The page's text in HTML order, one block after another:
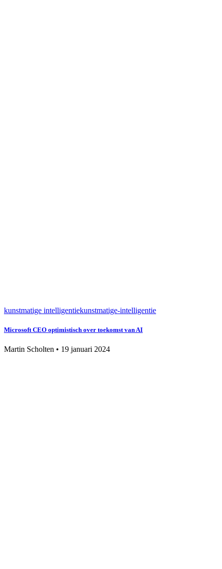
kunstmatige intelligentiekunstmatige-intelligentie
Microsoft CEO optimistisch over toekomst van AI
Martin Scholten • 19 januari 2024